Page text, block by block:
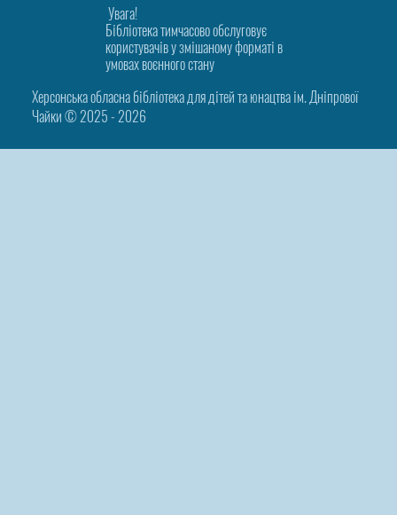
Увага!
Бібліотека тимчасово обслуговує
користувачів у змішаному форматі в
умовах воєнного стану
Херсонська обласна бібліотека для дітей та юнацтва ім. Дніпрової
Чайки © 2025 ‑ 2026